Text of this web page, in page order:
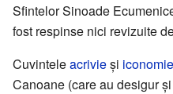
Sfintelor Sinoade
fost respinse nici revizuite
Cuvinteleacrivieși iconomie
Canoane (care au desigur